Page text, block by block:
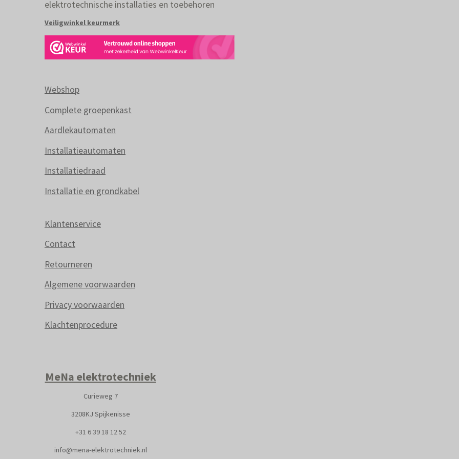
elektrotechnische installaties en toebehoren
Veiligwinkel keurmerk
Webshop
Complete groepenkast
Aardlekautomaten
Installatieautomaten
Installatiedraad
Installatie en grondkabel
Klantenservice
Contact
Retourneren
Algemene voorwaarden
Privacy voorwaarden
Klachtenprocedure
MeNa elektrotechniek
Curieweg 7
3208KJ Spijkenisse
+31 6 39 18 12 52
info@mena-elektrotechniek.nl